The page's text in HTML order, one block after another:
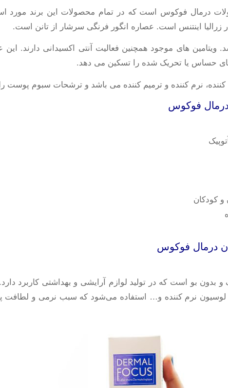
درمال فوکوس است که در تمام محصولات این برند مورد
زرالیا اینتنس است. عصاره انگور فرنگی سرشار از تانن است.
ویتامین های موجود همچنین فعالیت آنتی اکسیدانی دارند.
کننده، نرم کننده و ترمیم کننده می باشد و ترشحات سبوم پوست
فوکوس
کودکان
درمال فوکوس
بو است که در تولید لوازم آرایشی و بهداشتی کاربرد دارد.
لوسیون نرم کننده و… استفاده می‌شود که سبب نرمی و